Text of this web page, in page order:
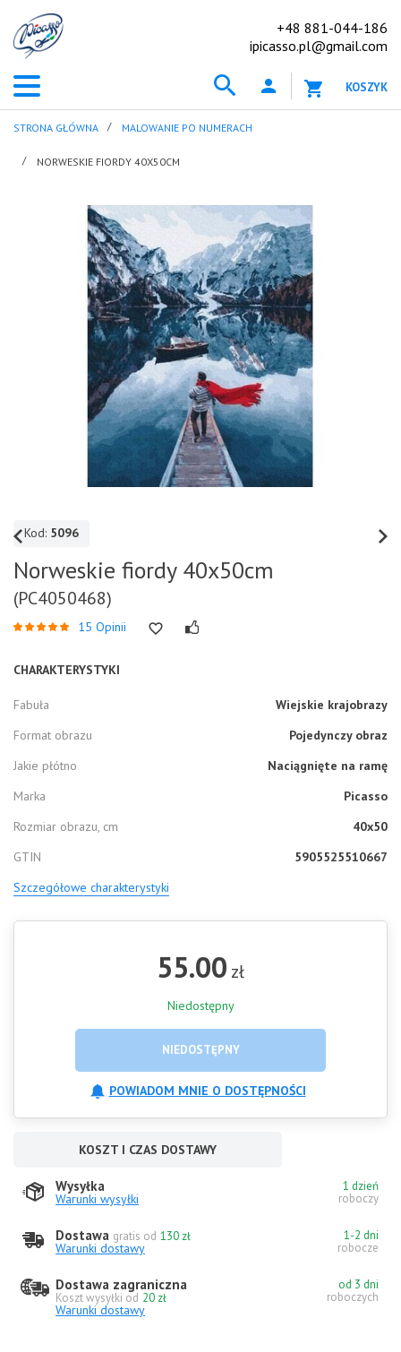
+48 881-044-186
ipicasso.pl@gmail.com
KOSZYK
STRONA GŁÓWNA MALOWANIE PO NUMERACH
NORWESKIE FIORDY 40X50CM
Kod: 5096
Norweskie fiordy 40x50cm
(PC4050468)
15 Opinii
CHARAKTERYSTYKI
Fabuła
Wiejskie krajobrazy
Format obrazu
Pojedynczy obraz
Jakie płótno
Naciągnięte na ramę
Marka
Picasso
Rozmiar obrazu, cm
40x50
GTIN
5905525510667
Szczegółowe charakterystyki
55.00 zł
Niedostępny
NIEDOSTĘPNY
POWIADOM MNIE O DOSTĘPNOŚCI
KOSZT I CZAS DOSTAWY
Wysyłka
Warunki wysyłki
1 dzień
roboczy
Dostawa gratis od 130 zł
Warunki dostawy
1-2 dni
robocze
Dostawa zagraniczna
Koszt wysyłki od 20 zł
Warunki dostawy
od 3 dni
roboczych